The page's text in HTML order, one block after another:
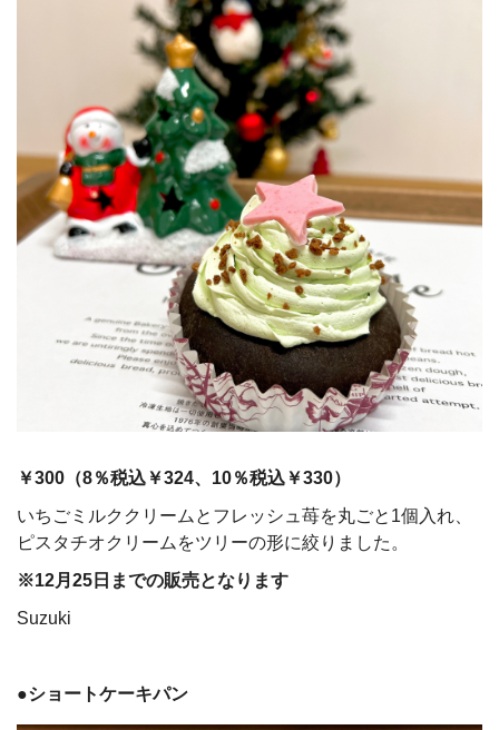
￥300（8％税込￥324、 10％税込￥330）
いちごミルククリームとフレッシュ苺を丸ごと1個入れ、
ピスタチオクリームをツリーの形に絞りました。
※12月25日までの販売となります
Suzuki
●ショートケーキパン